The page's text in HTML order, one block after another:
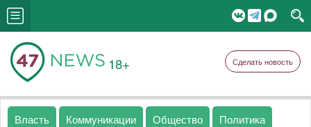
18+ Сделать новость
Власть Коммуникации Общество Политика